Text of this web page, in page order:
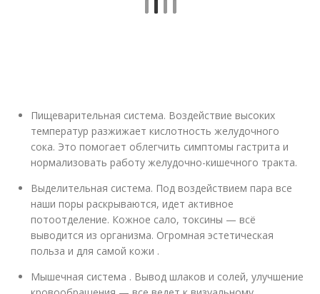
Пищеварительная система. Воздействие высоких
температур разжижает кислотность желудочного
сока. Это помогает облегчить симптомы гастрита и
нормализовать работу желудочно-кишечного тракта.
Выделительная система. Под воздействием пара все
наши поры раскрываются, идет активное
потоотделение. Кожное сало, токсины — всё
выводится из организма. Огромная эстетическая
польза и для самой кожи .
Мышечная система . Вывод шлаков и солей, улучшение